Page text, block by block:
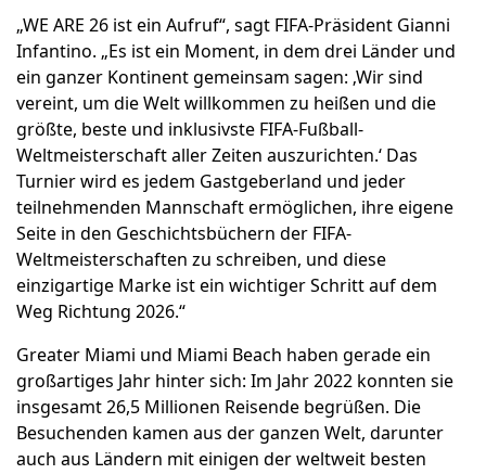
„WE ARE 26 ist ein Aufruf“, sagt FIFA-Präsident Gianni
Infantino. „Es ist ein Moment, in dem drei Länder und
ein ganzer Kontinent gemeinsam sagen: ‚Wir sind
vereint, um die Welt willkommen zu heißen und die
größte, beste und inklusivste FIFA-Fußball-
Weltmeisterschaft aller Zeiten auszurichten.‘ Das
Turnier wird es jedem Gastgeberland und jeder
teilnehmenden Mannschaft ermöglichen, ihre eigene
Seite in den Geschichtsbüchern der FIFA-
Weltmeisterschaften zu schreiben, und diese
einzigartige Marke ist ein wichtiger Schritt auf dem
Weg Richtung 2026.“
Greater Miami und Miami Beach haben gerade ein
großartiges Jahr hinter sich: Im Jahr 2022 konnten sie
insgesamt 26,5 Millionen Reisende begrüßen. Die
Besuchenden kamen aus der ganzen Welt, darunter
auch aus Ländern mit einigen der weltweit besten